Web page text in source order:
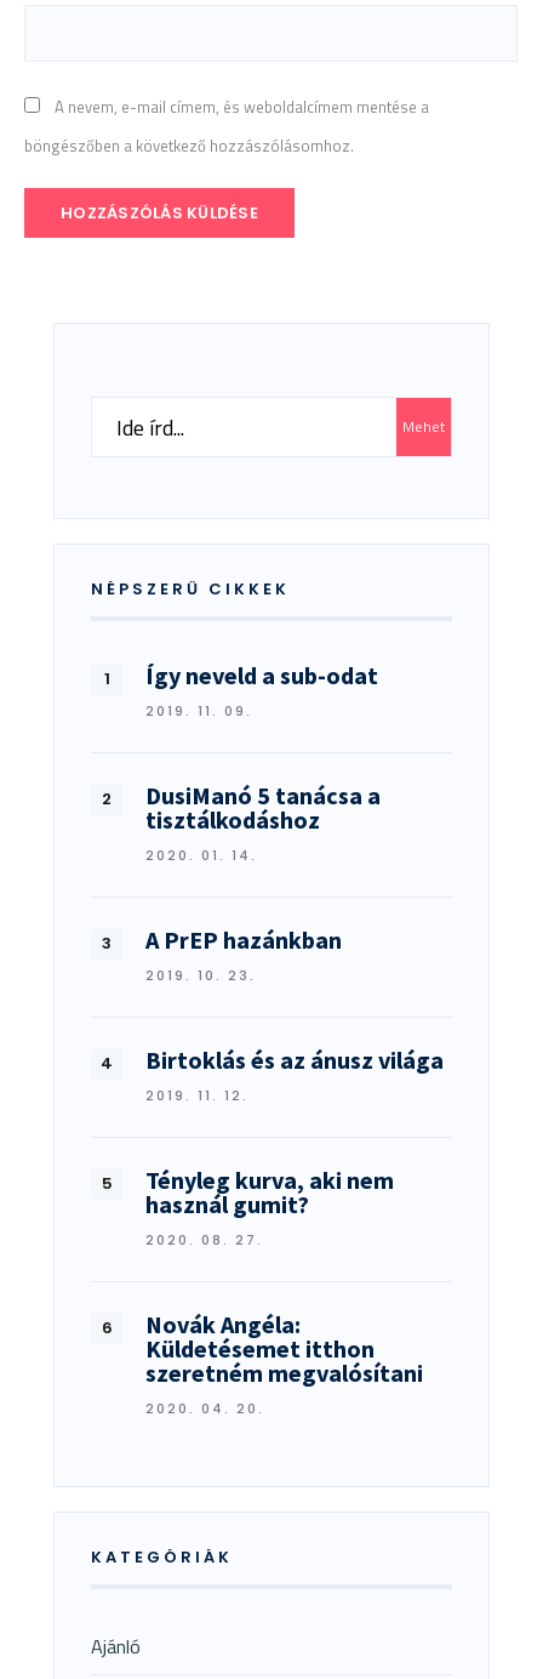
A nevem, e-mail címem, és weboldalcímem mentése a
böngészőben a következő hozzászólásomhoz.
Search
Mehet
NÉPSZERŰ CIKKEK
Így neveld a sub-odat
2019. 11. 09.
DusiManó 5 tanácsa a
tisztálkodáshoz
2020. 01. 14.
A PrEP hazánkban
2019. 10. 23.
Birtoklás és az ánusz világa
2019. 11. 12.
Tényleg kurva, aki nem
használ gumit?
2020. 08. 27.
Novák Angéla:
Küldetésemet itthon
szeretném megvalósítani
2020. 04. 20.
KATEGÓRIÁK
Ajánló